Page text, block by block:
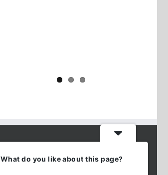
What do you like about this page?